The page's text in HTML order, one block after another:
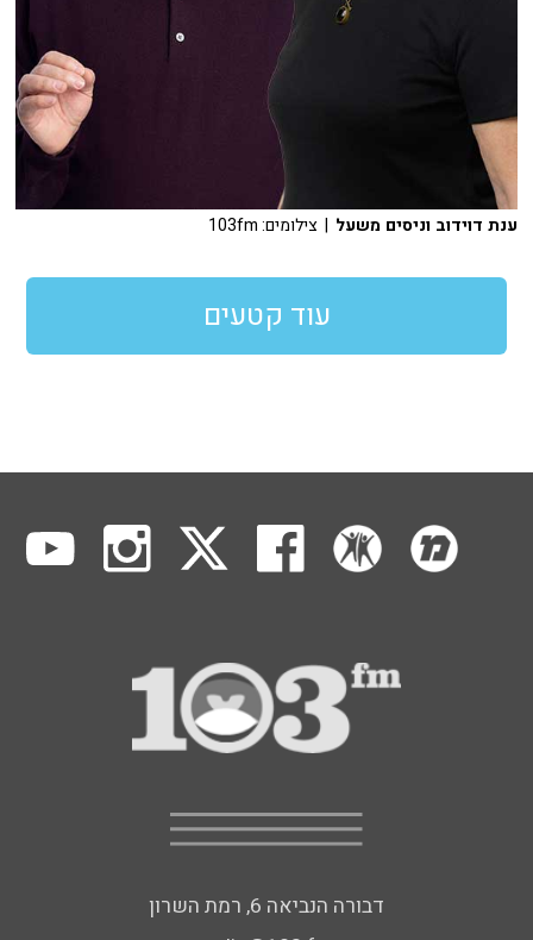
ענת דוידוב וניסים משעל | צילומים: 103fm
עוד קטעים
דבורה הנביאה 6, רמת השרון